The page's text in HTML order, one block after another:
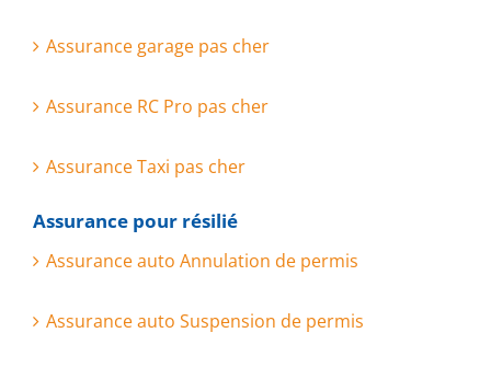
Assurance garage pas cher
Assurance RC Pro pas cher
Assurance Taxi pas cher
Assurance pour résilié
Assurance auto Annulation de permis
Assurance auto Suspension de permis